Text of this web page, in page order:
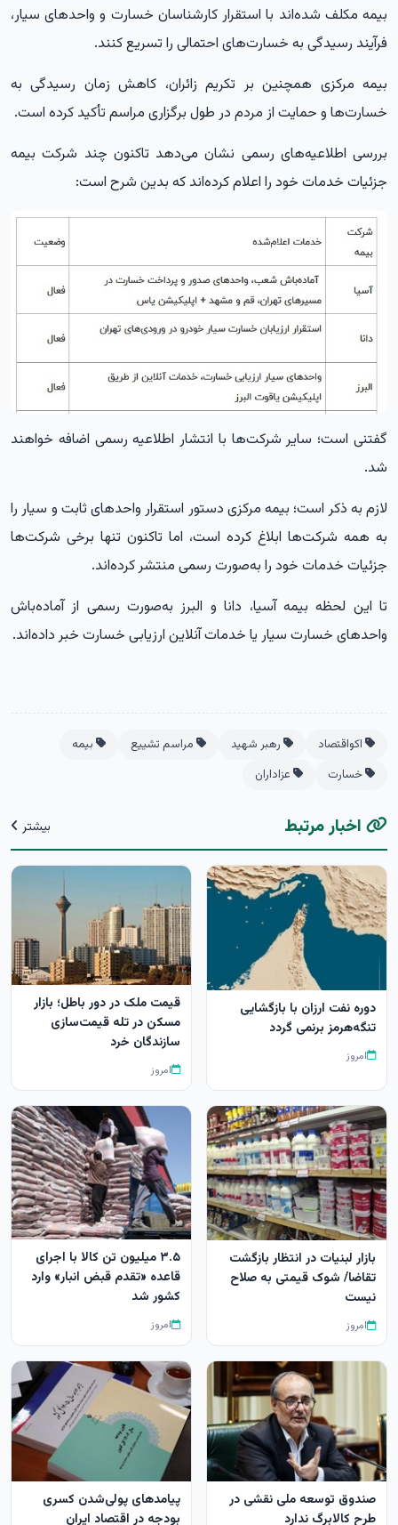
بیمه مکلف شده‌اند با استقرار کارشناسان خسارت و واحدهای سیار،
فرآیند رسیدگی به خسارت‌های احتمالی را تسریع کنند.
بیمه مرکزی همچنین بر تکریم زائران، کاهش زمان رسیدگی به
خسارت‌ها و حمایت از مردم در طول برگزاری مراسم تأکید کرده است.
بررسی اطلاعیه‌های رسمی نشان می‌دهد تاکنون چند شرکت بیمه
جزئیات خدمات خود را اعلام کرده‌اند که بدین شرح است:
گفتنی است؛ سایر شرکت‌ها با انتشار اطلاعیه رسمی اضافه خواهند
شد.
لازم به ذکر است؛ بیمه مرکزی دستور استقرار واحدهای ثابت و سیار را
به همه شرکت‌ها ابلاغ کرده است، اما تاکنون تنها برخی شرکت‌ها
جزئیات خدمات خود را به‌صورت رسمی منتشر کرده‌اند.
تا این لحظه بیمه آسیا، دانا و البرز به‌صورت رسمی از آماده‌باش
واحدهای خسارت سیار یا خدمات آنلاین ارزیابی خسارت خبر داده‌اند.
اکواقتصاد رهبر شهید مراسم تشییع
بیمه
خسارت
عزاداران
اخبار مرتبط بیشتر
دوره نفت ارزان با بازگشایی
تنگه‌هرمز برنمی گردد
امروز
قیمت ملک در دور باطل؛ بازار
مسکن در تله قیمت‌سازی
سازندگان خرد
امروز
بازار لبنیات در انتظار بازگشت
تقاضا/ شوک قیمتی به صلاح
نیست
امروز
۳.۵ میلیون تن کالا با اجرای
قاعده «تقدم قبض انبار» وارد
کشور شد
امروز
صندوق توسعه ملی نقشی در
طرح کالابرگ ندارد
پیامدهای پولی‌شدن کسری
بودجه در اقتصاد ایران